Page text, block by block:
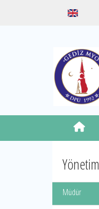
Yönetim
Müdür